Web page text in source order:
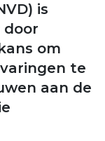
is
door
om
te
aan de